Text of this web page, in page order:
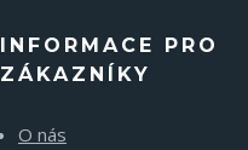
INFORMACE PRO
ZÁKAZNÍKY
O nás